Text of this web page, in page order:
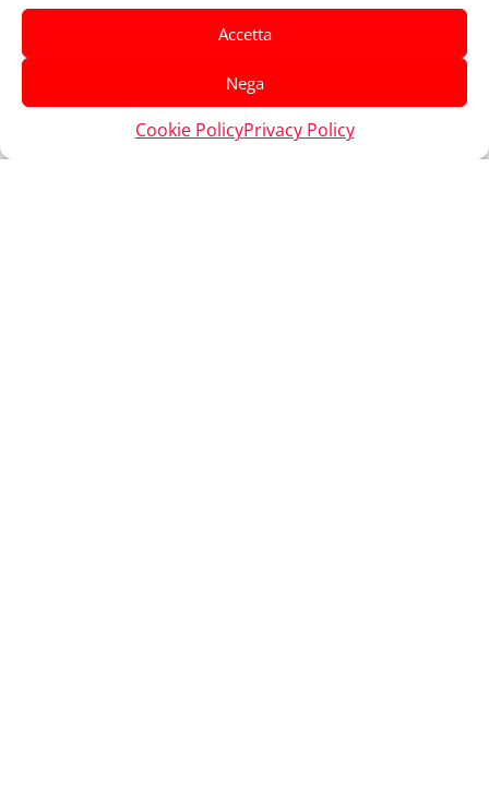
Accetta
Nega
Cookie PolicyPrivacy Policy